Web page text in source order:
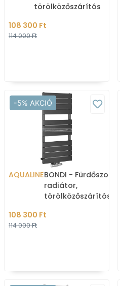
törölközőszárítós
aszimmetrikus -
Krómozott
108 300 Ft
114 000 Ft
-5% AKCIÓ
AQUALINEBONDI - Fürdőszobai
radiátor,
törölközőszárítós
45x93,4cm -
108 300 Ft
114 000 Ft